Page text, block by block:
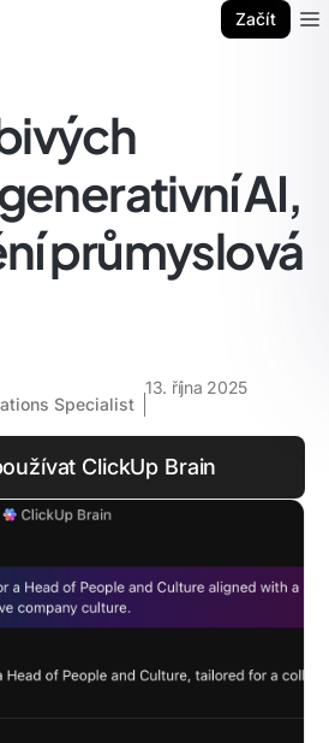
Začít
AI,
průmyslová
Specialist
13. října 2025
ClickUp Brain